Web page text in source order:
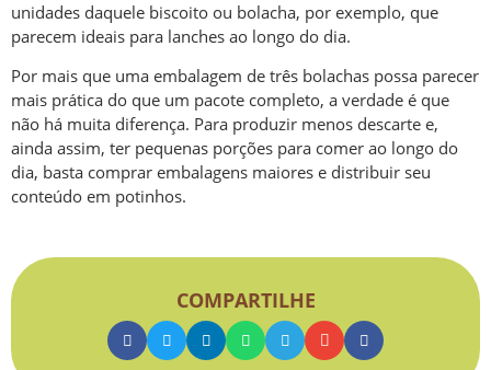
unidades daquele biscoito ou bolacha, por exemplo, que
parecem ideais para lanches ao longo do dia.
Por mais que uma embalagem de três bolachas possa parecer
mais prática do que um pacote completo, a verdade é que
não há muita diferença. Para produzir menos descarte e,
ainda assim, ter pequenas porções para comer ao longo do
dia, basta comprar embalagens maiores e distribuir seu
conteúdo em potinhos.
COMPARTILHE